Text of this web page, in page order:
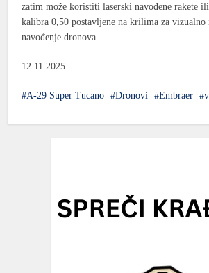
zatim može koristitilaserski navođene rakete ili
kalibra 0,50 postavljene na krilima za vizualno
navođenje dronova.
12.11.2025.
A-29 Super Tucano Dronovi Embraer